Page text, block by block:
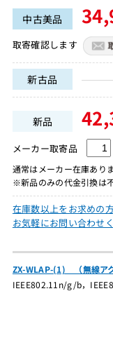
中古美品
取寄確認します
新古品
新品
メーカー取寄品
通常はメーカー在庫あり
※新品のみの代金引換は
在庫数以上をお求めの方
お気軽にお問い合わせ
ZX-WLAP-(1) （無線ア
IEEE802.11n/g/b，